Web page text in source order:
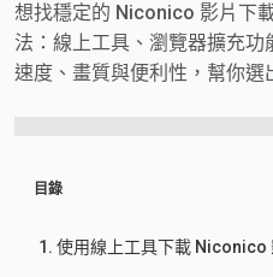
想找穩定的 Niconico 影片下
法：線上工具、瀏覽器擴充
速度、畫質與便利性，幫你選
目錄
1. 使用線上工具下載 Niconico